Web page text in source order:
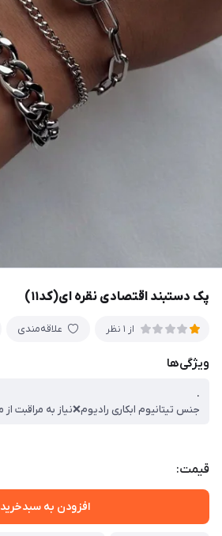
پک دستبند اقتصادی نقره ای(کد۱۱)
از 1 نظر علاقه‌مندی
ویژگی‌ها
.
قیمت:
افزودن به سبدخرید